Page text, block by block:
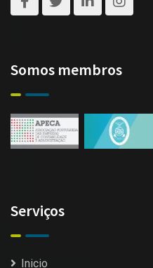
Somos membros
Serviços
Inicio